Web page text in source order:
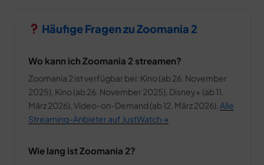
Häufige Fragen zu Zoomania 2
Wo kann ich Zoomania 2 streamen?
Zoomania 2 ist verfügbar bei: Kino (ab 26. November
2025), Kino (ab 26. November 2025), Disney+ (ab 11.
März 2026), Video-on-Demand (ab 12. März 2026). Alle
Streaming-Anbieter auf JustWatch →
Wie lang ist Zoomania 2?